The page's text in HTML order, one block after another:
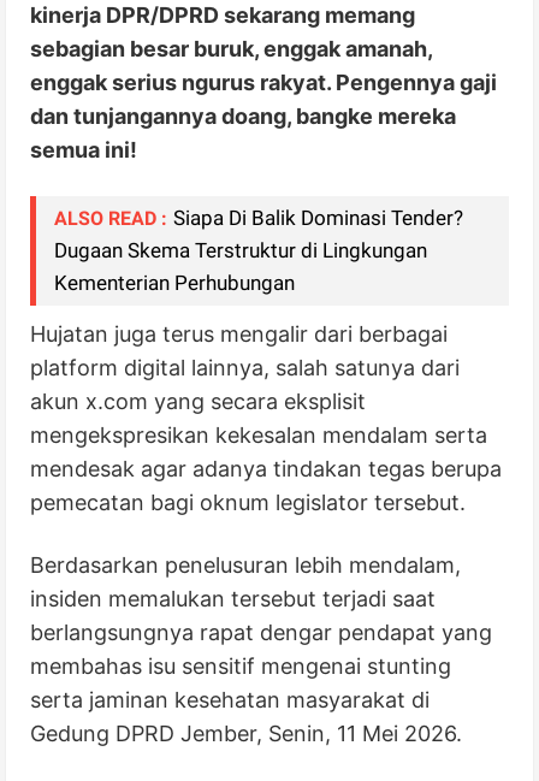
kinerja DPR/DPRD sekarang memang
sebagian besar buruk, enggak amanah,
enggak serius ngurus rakyat. Pengennya gaji
dan tunjangannya doang, bangke mereka
semua ini!
ALSO READ : Siapa Di Balik Dominasi Tender?
Dugaan Skema Terstruktur di Lingkungan
Kementerian Perhubungan
Hujatan juga terus mengalir dari berbagai
platform digital lainnya, salah satunya dari
akun x.com yang secara eksplisit
mengekspresikan kekesalan mendalam serta
mendesak agar adanya tindakan tegas berupa
pemecatan bagi oknum legislator tersebut.
Berdasarkan penelusuran lebih mendalam,
insiden memalukan tersebut terjadi saat
berlangsungnya rapat dengar pendapat yang
membahas isu sensitif mengenai stunting
serta jaminan kesehatan masyarakat di
Gedung DPRD Jember, Senin, 11 Mei 2026.